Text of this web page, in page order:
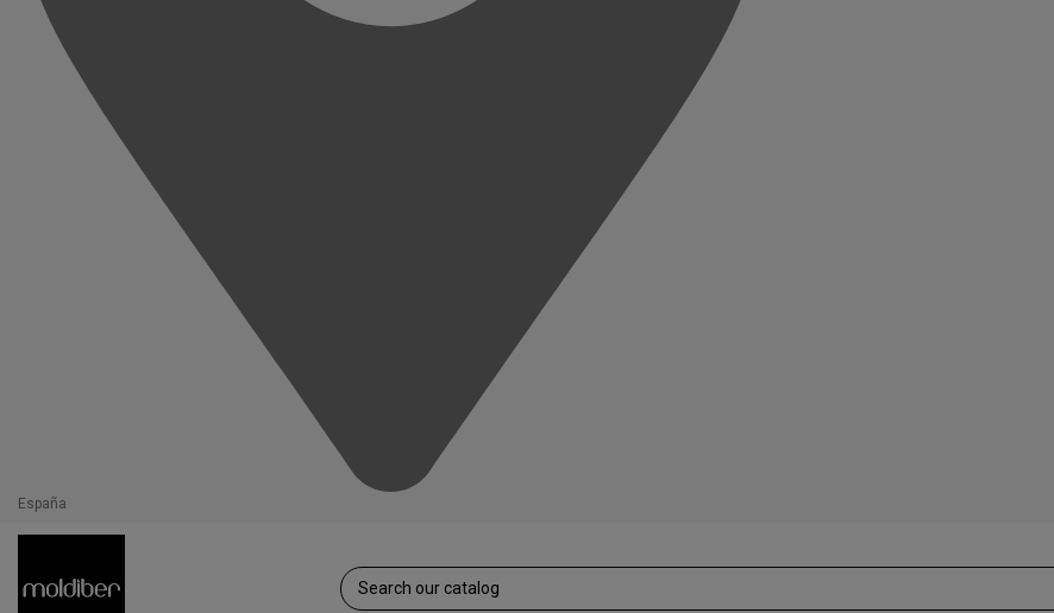
España